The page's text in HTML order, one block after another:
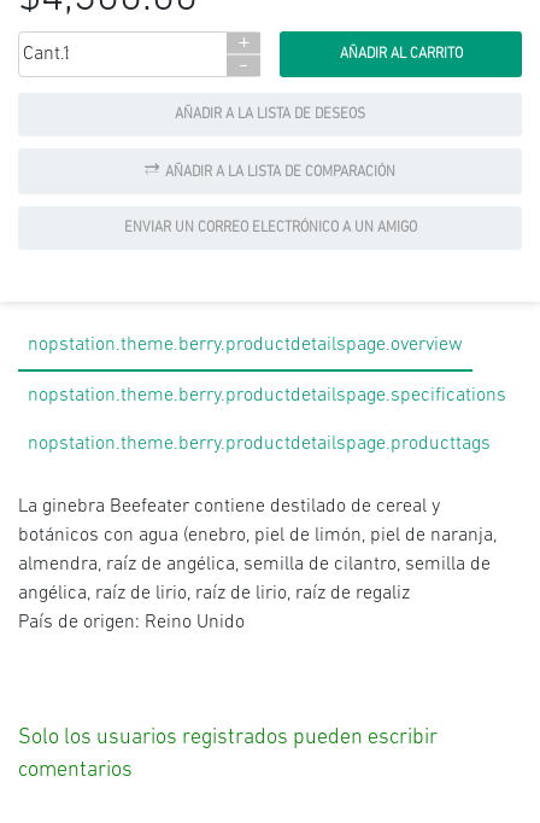
Cant.:
+
-
AÑADIR A LA LISTA DE DESEOS
AÑADIR A LA LISTA DE COMPARACIÓN
ENVIAR UN CORREO ELECTRÓNICO A UN AMIGO
nopstation.theme.berry.productdetailspage.overview
nopstation.theme.berry.productdetailspage.specifications
nopstation.theme.berry.productdetailspage.producttags
La ginebra Beefeater contiene destilado de cereal y
botánicos con agua (enebro, piel de limón, piel de naranja,
almendra, raíz de angélica, semilla de cilantro, semilla de
angélica, raíz de lirio, raíz de lirio, raíz de regaliz
País de origen: Reino Unido
Solo los usuarios registrados pueden escribir
comentarios